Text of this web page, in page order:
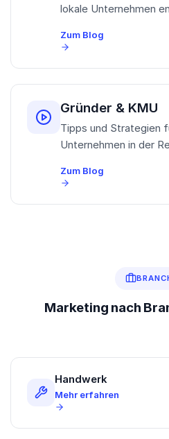
lokale Unternehmen
Zum Blog
Gründer & KMU
Tipps und Strategien
Unternehmen in der
Zum Blog
Marketing nach
Handwerk
Mehr erfahren